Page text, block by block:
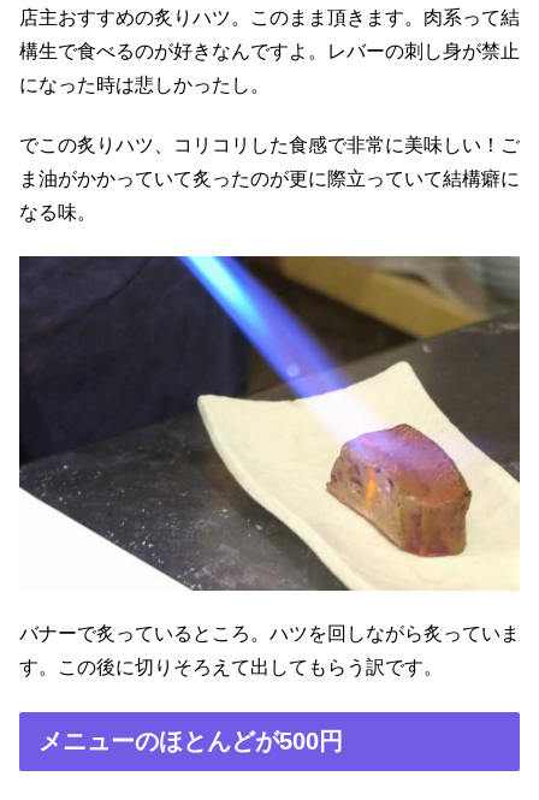
店主おすすめの炙りハツ。このまま頂きます。肉系って結
構生で食べるのが好きなんですよ。レバーの刺し身が禁止
になった時は悲しかったし。
でこの炙りハツ、コリコリした食感で非常に美味しい！ご
ま油がかかっていて炙ったのが更に際立っていて結構癖に
なる味。
バナーで炙っているところ。ハツを回しながら炙っていま
す。この後に切りそろえて出してもらう訳です。
メニューのほとんどが500円